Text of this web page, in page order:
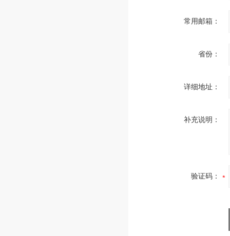
常用邮箱：
省份：
详细地址：
补充说明：
验证码：